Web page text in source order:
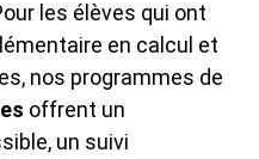
les élèves qui ont
en calcul et
nos programmes de
offrent un
un suivi